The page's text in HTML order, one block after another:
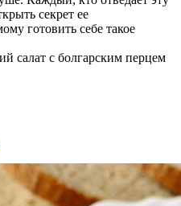
секрет ее
готовить себе такое
салат с болгарским перцем